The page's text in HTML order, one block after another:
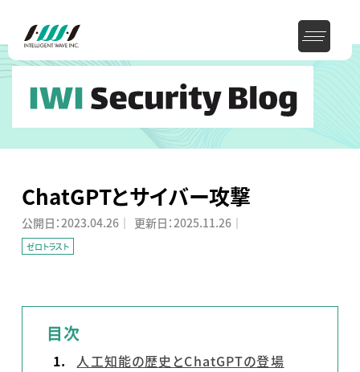
ChatGPTとサイバー攻撃
公開日：2023.04.26｜ 更新日：2025.11.26 ｜
ゼロトラスト
目次
人工知能の歴史とChatGPTの登場